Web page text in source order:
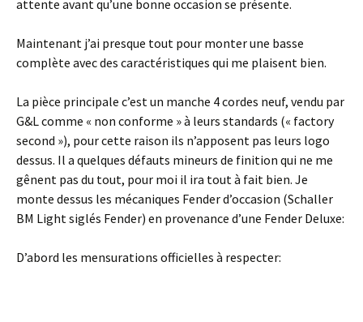
attente avant qu’une bonne occasion se présente.
Maintenant j’ai presque tout pour monter une basse
complète avec des caractéristiques qui me plaisent bien.
La pièce principale c’est un manche 4 cordes neuf, vendu par
G&L comme « non conforme » à leurs standards (« factory
second »), pour cette raison ils n’apposent pas leurs logo
dessus. Il a quelques défauts mineurs de finition qui ne me
gênent pas du tout, pour moi il ira tout à fait bien. Je
monte dessus les mécaniques Fender d’occasion (Schaller
BM Light siglés Fender) en provenance d’une Fender Deluxe:
D’abord les mensurations officielles à respecter: